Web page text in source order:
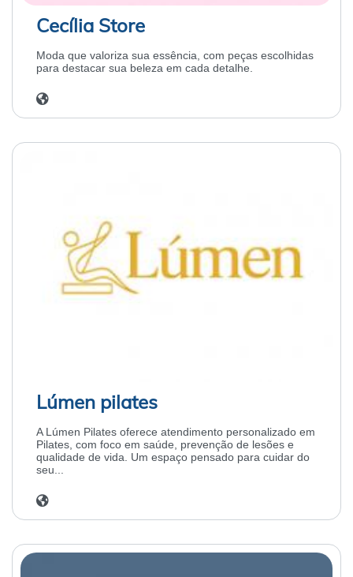
Cecília Store
Moda que valoriza sua essência, com peças escolhidas
para destacar sua beleza em cada detalhe.
Lúmen pilates
A Lúmen Pilates oferece atendimento personalizado em
Pilates, com foco em saúde, prevenção de lesões e
qualidade de vida. Um espaço pensado para cuidar do
seu...